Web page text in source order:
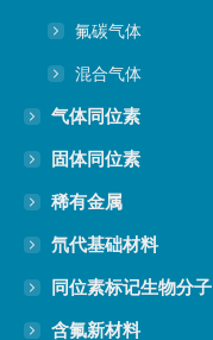
氟碳气体
混合气体
气体同位素
固体同位素
稀有金属
氘代基础材料
同位素标记生物分子
含氟新材料